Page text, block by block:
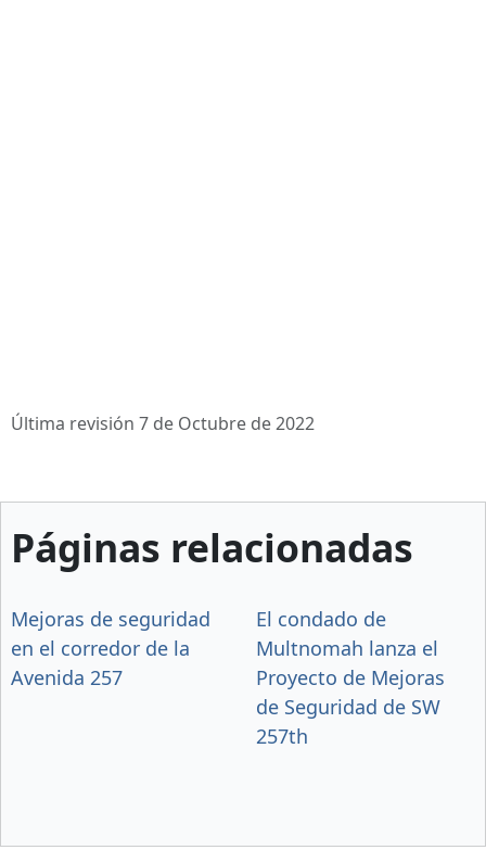
Última revisión 7 de Octubre de 2022
Páginas relacionadas
Mejoras de seguridad
en el corredor de la
Avenida 257
El condado de
Multnomah lanza el
Proyecto de Mejoras
de Seguridad de SW
257th